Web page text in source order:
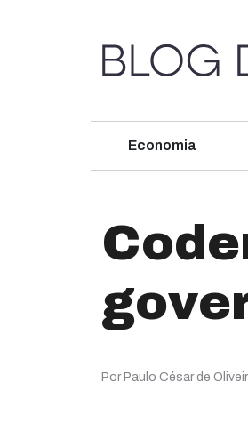
Economia
Por Paulo César de